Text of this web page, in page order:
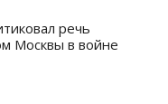
речь
Москвы в войне